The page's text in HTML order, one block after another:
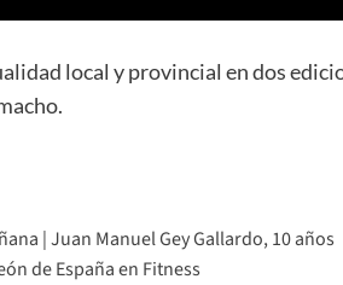
local y provincial en dos
| Juan Manuel Gey Gallardo, 10 años
de España en Fitness